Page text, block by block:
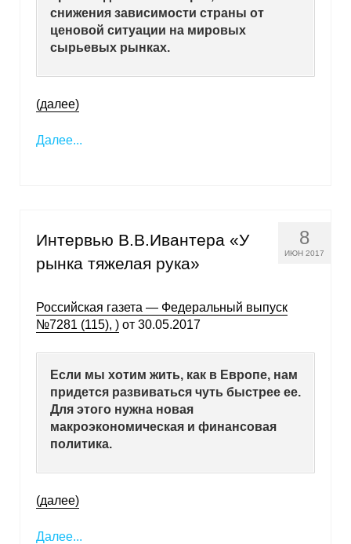
снижения зависимости страны от
ценовой ситуации на мировых
сырьевых рынках.
(далее)
Далее...
8
ИЮН 2017
Интервью В.В.Ивантера «У
рынка тяжелая рука»
Российская газета — Федеральный выпуск
№7281 (115), ) от 30.05.2017
Если мы хотим жить, как в Европе, нам
придется развиваться чуть быстрее ее.
Для этого нужна новая
макроэкономическая и финансовая
политика.
(далее)
Далее...